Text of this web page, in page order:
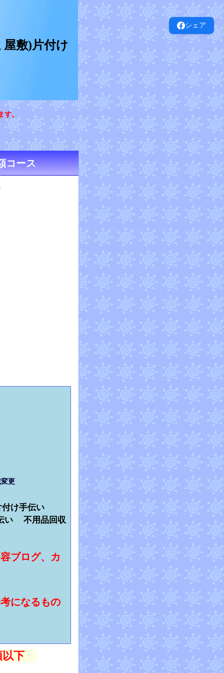
シェア
敷)片付け
す。
コース
変更
け手伝い
い 不用品回収
ブログ、カ
になるもの
以下